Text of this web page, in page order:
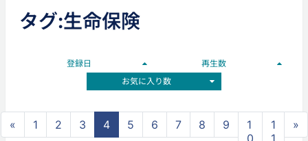
タグ:生命保険
登録日
再生数
お気に入り数
« 1 2 3 4 5 6 7 8 9
1
1
»